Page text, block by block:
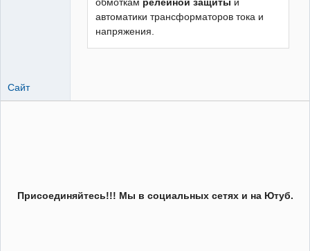
обмоткам релейной защиты и
автоматики трансформаторов тока и
напряжения.
Сайт
Присоединяйтесь!!! Мы в социальных сетях и на Ютуб.